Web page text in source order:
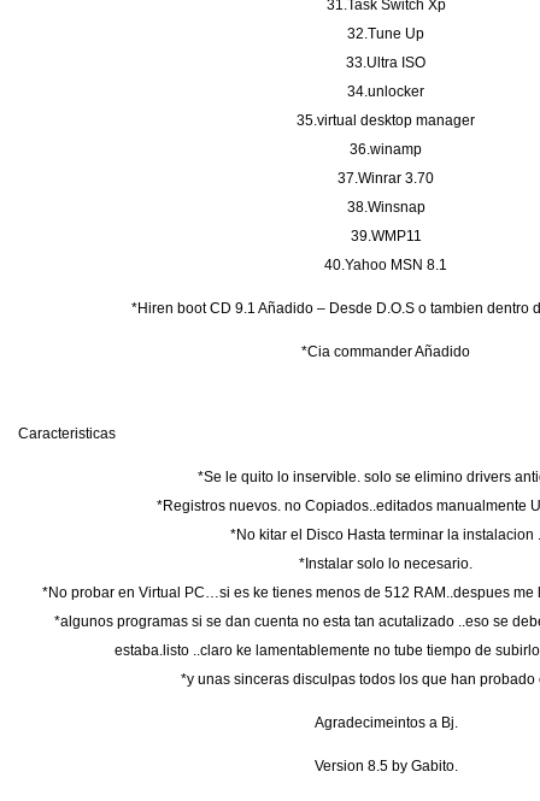
31.Task Switch Xp
32.Tune Up
33.Ultra ISO
34.unlocker
35.virtual desktop manager
36.winamp
37.Winrar 3.70
38.Winsnap
39.WMP11
40.Yahoo MSN 8.1
*Hiren boot CD 9.1 Añadido – Desde D.O.S o tambien dentro
*Cia commander Añadido
Caracteristicas
*Se le quito lo inservible. solo se elimino drivers
*Registros nuevos. no Copiados..editados manualmente
*No kitar el Disco Hasta terminar la instalacion .
*Instalar solo lo necesario.
*No probar en Virtual PC…si es ke tienes menos de 512 RAM..despues me
*algunos programas si se dan cuenta no esta tan acutalizado ..eso se
estaba.listo ..claro ke lamentablemente no tube tiempo de
*y unas sinceras disculpas todos los que han probado
Agradecimeintos a Bj.
Version 8.5 by Gabito.